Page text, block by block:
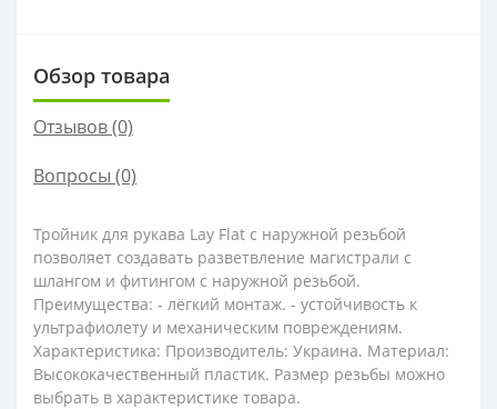
Обзор товара
Отзывов (0)
Вопросы (0)
Тройник для рукава Lay Flat с наружной резьбой
позволяет создавать разветвление магистрали с
шлангом и фитингом с наружной резьбой.
Преимущества: - лёгкий монтаж. - устойчивость к
ультрафиолету и механическим повреждениям.
Характеристика: Производитель: Украина. Материал:
Высококачественный пластик. Размер резьбы можно
выбрать в характеристике товара.